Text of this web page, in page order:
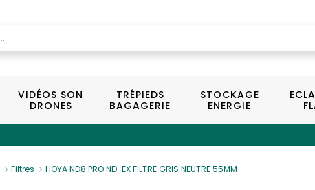
VIDÉOS SON
DRONES
TRÉPIEDS
BAGAGERIE
STOCKAGE
ENERGIE
Filtres HOYA ND8 PRO ND-EX FILTRE GRIS NEUTRE 55MM